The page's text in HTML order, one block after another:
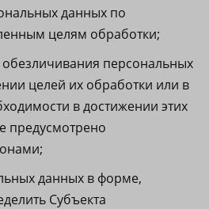
данных по
целям обработки;
персональных
целей их обработки или в
в достижении этих
предусмотрено
данных в форме,
Субъекта